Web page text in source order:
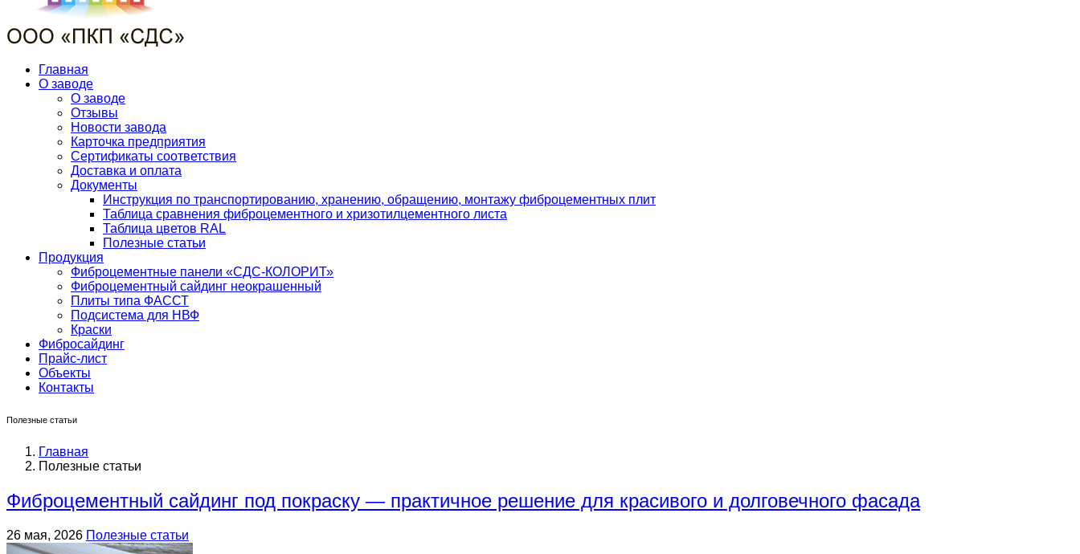
Главная
О заводе
О заводе
Отзывы
Новости завода
Карточка предприятия
Сертификаты соответствия
Доставка и оплата
Документы
Инструкция по транспортированию, хранению, обращению, монтажу фиброцементных плит
Таблица сравнения фиброцементного и хризотилцементного листа
Таблица цветов RAL
Полезные статьи
Продукция
Фиброцементные панели «СДС-КОЛОРИТ»
Фиброцементный сайдинг неокрашенный
Плиты типа ФАССТ
Подсистема для НВФ
Краски
Фибросайдинг
Прайс-лист
Объекты
Контакты
Полезные статьи
Главная
Полезные статьи
Фиброцементный сайдинг под покраску — практичное решение для красивого и долговечного фасада
26 мая, 2026 Полезные статьи